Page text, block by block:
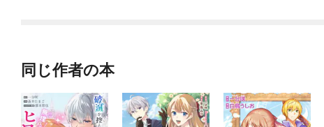
同じ作者の本